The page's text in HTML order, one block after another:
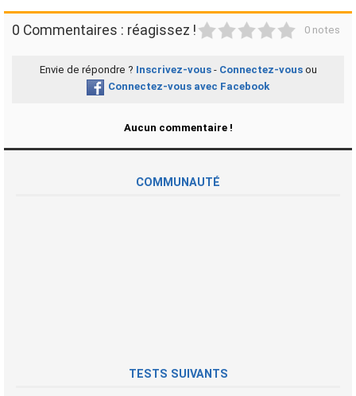
0 Commentaires : réagissez ! 0 notes
Envie de répondre ? Inscrivez-vous- Connectez-vousou
Connectez-vous avec Facebook
Aucun commentaire !
COMMUNAUTÉ
TESTS SUIVANTS